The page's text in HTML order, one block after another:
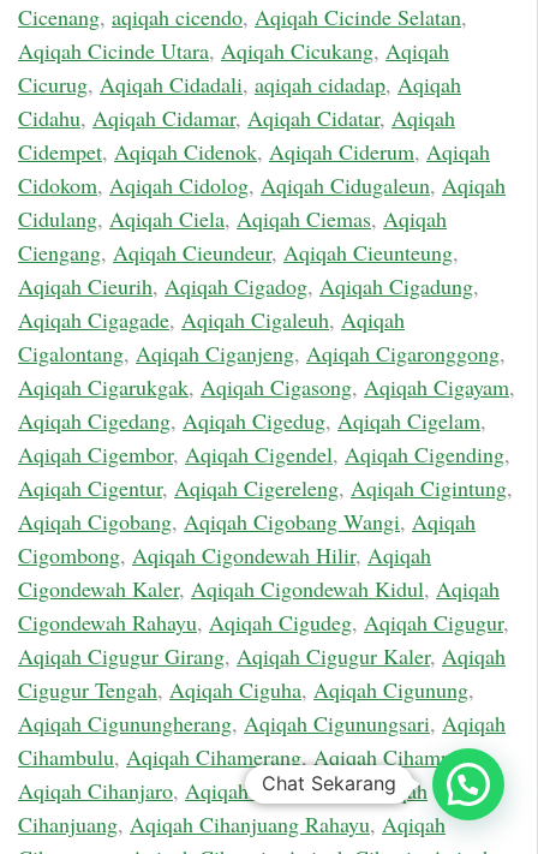
Cicenang, aqiqah cicendo, Aqiqah Cicinde Selatan,
Aqiqah Cicinde Utara, Aqiqah Cicukang, Aqiqah
Cicurug, Aqiqah Cidadali, aqiqah cidadap, Aqiqah
Cidahu, Aqiqah Cidamar, Aqiqah Cidatar, Aqiqah
Cidempet, Aqiqah Cidenok, Aqiqah Ciderum, Aqiqah
Cidokom, Aqiqah Cidolog, Aqiqah Cidugaleun, Aqiqah
Cidulang, Aqiqah Ciela, Aqiqah Ciemas, Aqiqah
Ciengang, Aqiqah Cieundeur, Aqiqah Cieunteung,
Aqiqah Cieurih, Aqiqah Cigadog, Aqiqah Cigadung,
Aqiqah Cigagade, Aqiqah Cigaleuh, Aqiqah
Cigalontang, Aqiqah Ciganjeng, Aqiqah Cigaronggong,
Aqiqah Cigarukgak, Aqiqah Cigasong, Aqiqah Cigayam,
Aqiqah Cigedang, Aqiqah Cigedug, Aqiqah Cigelam,
Aqiqah Cigembor, Aqiqah Cigendel, Aqiqah Cigending,
Aqiqah Cigentur, Aqiqah Cigereleng, Aqiqah Cigintung,
Aqiqah Cigobang, Aqiqah Cigobang Wangi, Aqiqah
Cigombong, Aqiqah Cigondewah Hilir, Aqiqah
Cigondewah Kaler, Aqiqah Cigondewah Kidul, Aqiqah
Cigondewah Rahayu, Aqiqah Cigudeg, Aqiqah Cigugur,
Aqiqah Cigugur Girang, Aqiqah Cigugur Kaler, Aqiqah
Cigugur Tengah, Aqiqah Ciguha, Aqiqah Cigunung,
Aqiqah Cigunungherang, Aqiqah Cigunungsari, Aqiqah
Cihambulu, Aqiqah Cihamerang,Aqiqah Cihampelas,
Aqiqah Cihanjaro, Aqiqah Cihanjawar,Aqiqah
Cihanjuang, Aqiqah Cihanjuang Rahayu, Aqiqah
Chat Sekarang